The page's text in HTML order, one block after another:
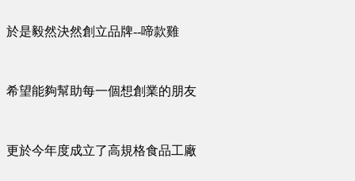
於是毅然決然創立品牌--啼款雞
希望能夠幫助每一個想創業的朋友
更於今年度成立了高規格食品工廠